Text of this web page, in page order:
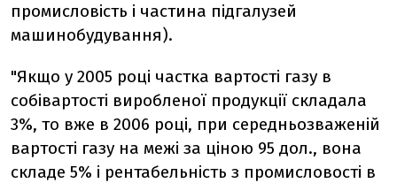
промисловість і частина підгалузей
машинобудування).
"Якщо у 2005 році частка вартості газу в
собівартості виробленої продукції складала
3%, то вже в 2006 році, при середньозваженій
вартості газу на межі за ціною 95 дол., вона
складе 5% і рентабельність з промисловості в